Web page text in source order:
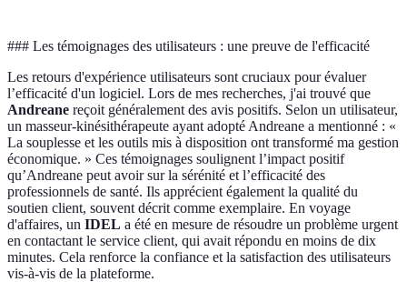
### Les témoignages des utilisateurs : une preuve de l'efficacité
Les retours d'expérience utilisateurs sont cruciaux pour évaluer
l’efficacité d'un logiciel. Lors de mes recherches, j'ai trouvé que
Andreane reçoit généralement des avis positifs. Selon un utilisateur,
un masseur-kinésithérapeute ayant adopté Andreane a mentionné : «
La souplesse et les outils mis à disposition ont transformé ma gestion
économique. » Ces témoignages soulignent l’impact positif
qu’Andreane peut avoir sur la sérénité et l’efficacité des
professionnels de santé. Ils apprécient également la qualité du
soutien client, souvent décrit comme exemplaire. En voyage
d'affaires, un IDEL a été en mesure de résoudre un problème urgent
en contactant le service client, qui avait répondu en moins de dix
minutes. Cela renforce la confiance et la satisfaction des utilisateurs
vis-à-vis de la plateforme.